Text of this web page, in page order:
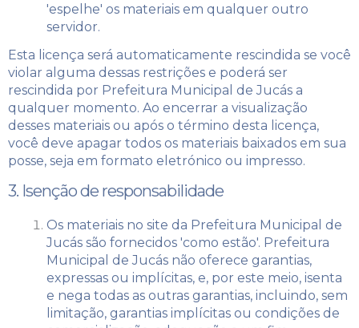
'espelhe' os materiais em qualquer outro
servidor.
Esta licença será automaticamente rescindida se você
violar alguma dessas restrições e poderá ser
rescindida por Prefeitura Municipal de Jucás a
qualquer momento. Ao encerrar a visualização
desses materiais ou após o término desta licença,
você deve apagar todos os materiais baixados em sua
posse, seja em formato eletrónico ou impresso.
3. Isenção de responsabilidade
Os materiais no site da Prefeitura Municipal de
Jucás são fornecidos 'como estão'. Prefeitura
Municipal de Jucás não oferece garantias,
expressas ou implícitas, e, por este meio, isenta
e nega todas as outras garantias, incluindo, sem
limitação, garantias implícitas ou condições de